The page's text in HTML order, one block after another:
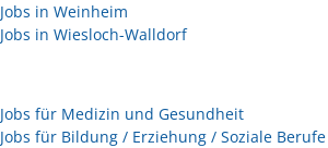
Jobs in Weinheim
Jobs in Wiesloch-Walldorf
Jobs für Medizin und Gesundheit
Jobs für Bildung / Erziehung / Soziale Berufe